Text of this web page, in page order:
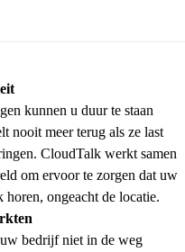
kunnen u duur te staan
nooit meer terug als ze last
CloudTalk werkt samen
om ervoor te zorgen dat uw
ongeacht de locatie.
bedrijf niet in de weg